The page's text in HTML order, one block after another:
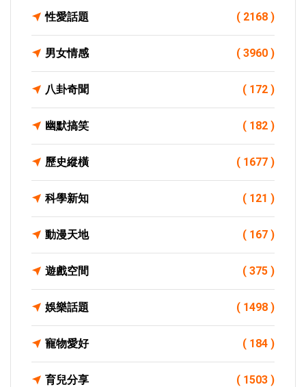
性愛話題 ( 2168 )
男女情感 ( 3960 )
八卦奇聞 ( 172 )
幽默搞笑 ( 182 )
歷史縱橫 ( 1677 )
科學新知 ( 121 )
動漫天地 ( 167 )
遊戲空間 ( 375 )
娛樂話題 ( 1498 )
寵物愛好 ( 184 )
育兒分享 ( 1503 )